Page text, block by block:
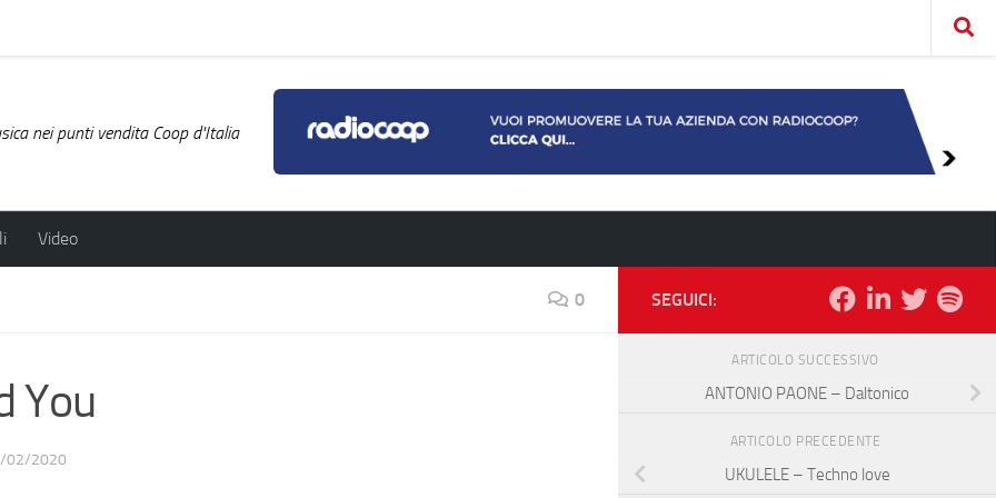
nei punti vendita Coop d'Italia
Video
0
You
02/2020
SEGUICI:
ARTICOLO SUCCESSIVO
ANTONIO PAONE – Daltonico
ARTICOLO PRECEDENTE
UKULELE – Techno love